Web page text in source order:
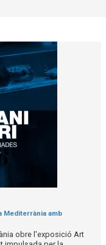
Mediterrània amb
obre l'exposició Art